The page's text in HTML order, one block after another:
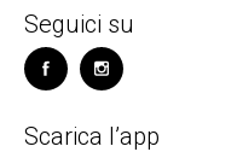
Seguici su
Scarica l’app